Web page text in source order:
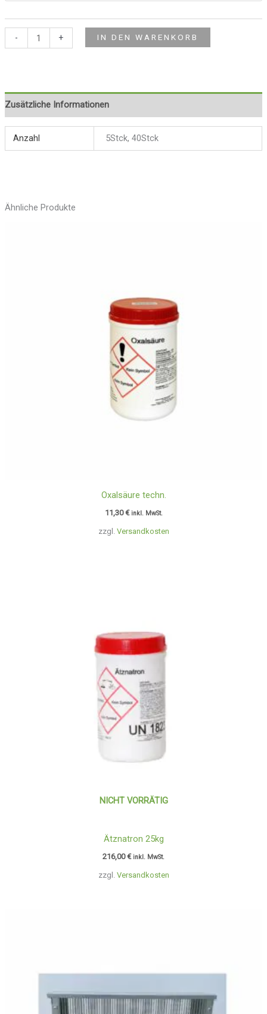
- + IN DEN WARENKORB
Zusätzliche Informationen
Anzahl 5Stck, 40Stck
Ähnliche Produkte
zzgl. Versandkosten
Oxalsäure techn.
11,30€ inkl. MwSt.
NICHT VORRÄTIG
zzgl. Versandkosten
Ätznatron 25kg
216,00€ inkl. MwSt.